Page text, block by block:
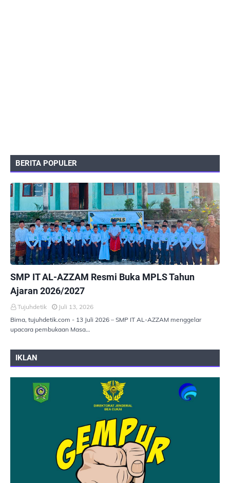
BERITA POPULER
SMP IT AL-AZZAM Resmi Buka MPLS Tahun
Ajaran 2026/2027
Tujuhdetik
Juli 13, 2026
Bima, tujuhdetik.com - 13 Juli 2026 – SMP IT AL-AZZAM menggelar
upacara pembukaan Masa…
IKLAN